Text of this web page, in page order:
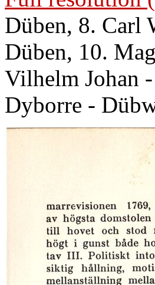
Düben, 8. Carl
Düben, 10.
Vilhelm Johan
Dyborre -